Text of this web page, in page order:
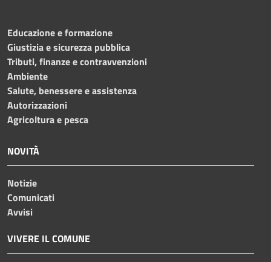
Educazione e formazione
Giustizia e sicurezza pubblica
Tributi, finanze e contravvenzioni
Ambiente
Salute, benessere e assistenza
Autorizzazioni
Agricoltura e pesca
NOVITÀ
Notizie
Comunicati
Avvisi
VIVERE IL COMUNE